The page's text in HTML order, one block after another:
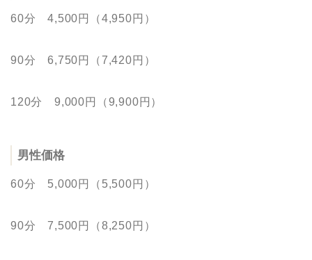
60分 4,500円（4,950円）
90分 6,750円（7,420円）
120分 9,000円（9,900円）
男性価格
60分 5,000円（5,500円）
90分 7,500円（8,250円）